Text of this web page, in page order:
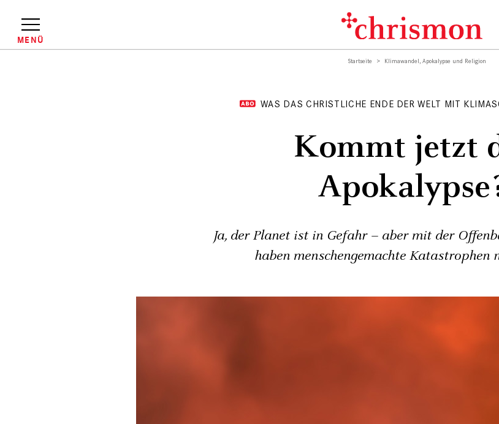
Inhalt
MENÜ
Startseite Klimawandel, Apokalypse und Religion
WAS DAS CHRISTLICHE ENDE DER WELT MIT
Kommt jetzt
Ja, der Planet ist in Gefahr – aber mit der
haben menschengemachte Katastrophen